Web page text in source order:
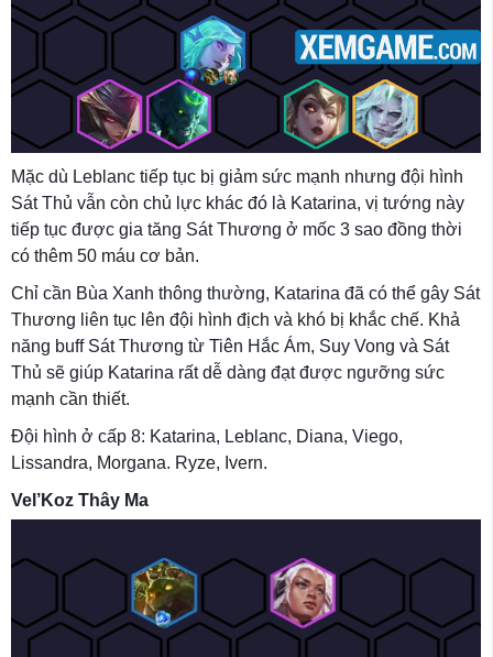
Mặc dù Leblanc tiếp tục bị giảm sức mạnh nhưng đội hình
Sát Thủ vẫn còn chủ lực khác đó là Katarina, vị tướng này
tiếp tục được gia tăng Sát Thương ở mốc 3 sao đồng thời
có thêm 50 máu cơ bản.
Chỉ cần Bùa Xanh thông thường, Katarina đã có thể gây Sát
Thương liên tục lên đội hình địch và khó bị khắc chế. Khả
năng buff Sát Thương từ Tiên Hắc Ám, Suy Vong và Sát
Thủ sẽ giúp Katarina rất dễ dàng đạt được ngưỡng sức
mạnh cần thiết.
Đội hình ở cấp 8: Katarina, Leblanc, Diana, Viego,
Lissandra, Morgana. Ryze, Ivern.
Vel’Koz Thây Ma